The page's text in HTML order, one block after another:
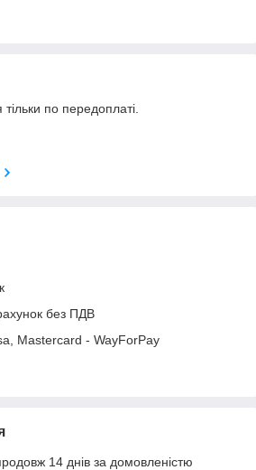
по передоплаті.
без ПДВ
Mastercard - WayForPay
14 днів за домовленістю